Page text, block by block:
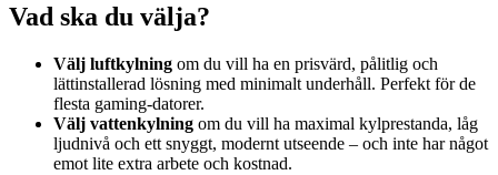
Vad ska du välja?
Välj luftkylning om du vill ha en prisvärd, pålitlig och
lättinstallerad lösning med minimalt underhåll. Perfekt för de
flesta gaming‑datorer.
Välj vattenkylning om du vill ha maximal kylprestanda, låg
ljudnivå och ett snyggt, modernt utseende – och inte har något
emot lite extra arbete och kostnad.